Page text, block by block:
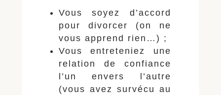
Vous soyez d’accord
pour divorcer (on ne
vous apprend rien…) ;
Vous entreteniez une
relation de confiance
l’un envers l’autre
(vous avez survécu au